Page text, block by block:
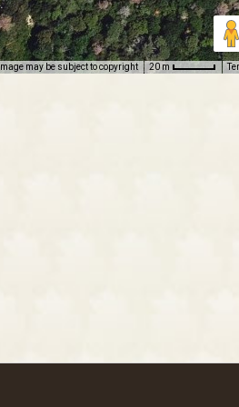
Image may be subject to copyright 20 m